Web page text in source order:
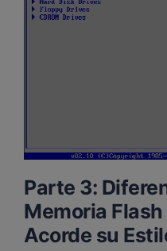
Parte 3:
Memoria
Acorde su